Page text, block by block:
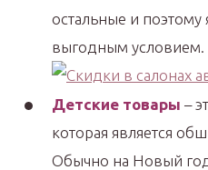
остальные и поэтому
выгодным условием.
Детские товары –
которая является
Обычно на Новый